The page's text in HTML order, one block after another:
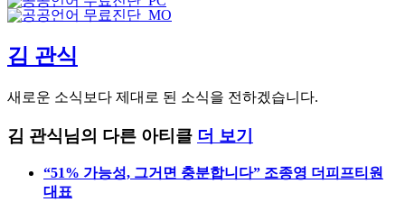
김 관식님의 다른 아티클
“51% 가능성, 그거면 충분합니다” 조종영 더피프티원
“이노이즈는 사람들의 삶이 나아지도록 좋은 디자인을
‘인생 한 방 믿지 않는다’는 이정재, “좋은 결과는 노력과